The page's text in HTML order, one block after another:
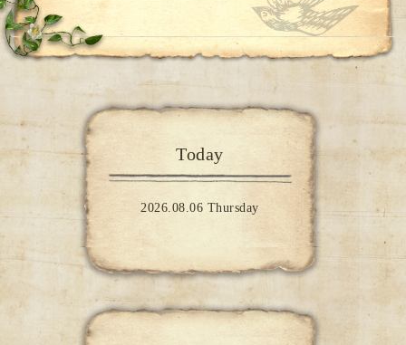
Today
2026.08.06 Thursday